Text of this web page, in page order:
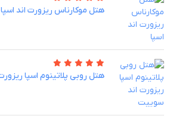
هتل موکارناس ریزورت اند اسپا
هتل روبی پلاتینوم اسپا